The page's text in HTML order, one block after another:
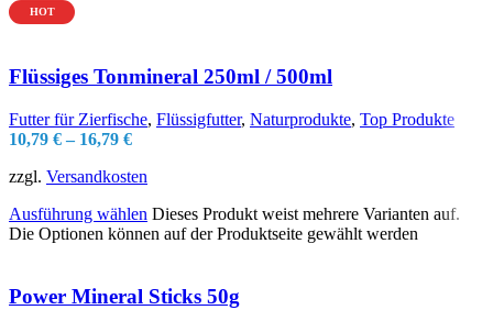
HOT
Flüssiges Tonmineral 250ml / 500ml
Futter für Zierfische, Flüssigfutter, Naturprodukte, Top Produkte
10,79 €– 16,79 €
zzgl. Versandkosten
Ausführung wählen Dieses Produkt weist mehrere Varianten auf.
Die Optionen können auf der Produktseite gewählt werden
Power Mineral Sticks 50g